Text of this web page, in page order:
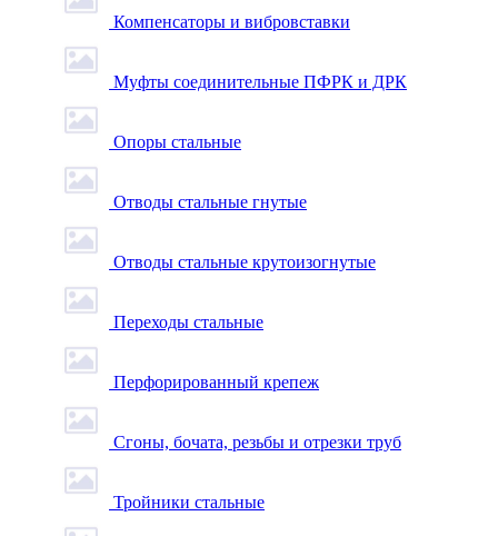
Компенсаторы и вибровставки
Муфты соединительные ПФРК и ДРК
Опоры стальные
Отводы стальные гнутые
Отводы стальные крутоизогнутые
Переходы стальные
Перфорированный крепеж
Сгоны, бочата, резьбы и отрезки труб
Тройники стальные